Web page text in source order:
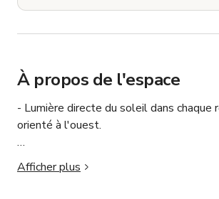
À propos de l'espace
- Lumière directe du soleil dans chaque
orienté à l'ouest.
- Aménagement pensé pour les
images de marque.
Afficher plus